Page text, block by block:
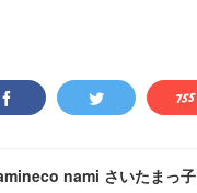
nami さいたまっ子